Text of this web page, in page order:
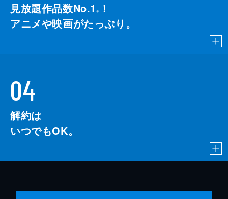
見放題作品数No.1 ※
！
アニメや映画がたっぷり。
04
解約は
いつでもOK。